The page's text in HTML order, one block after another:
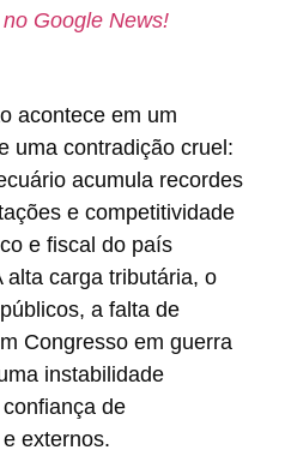
Google News!
acontece em um
uma contradição cruel:
acumula recordes
e competitividade
e fiscal do país
alta carga tributária, o
a falta de
Congresso em guerra
instabilidade
de
externos.